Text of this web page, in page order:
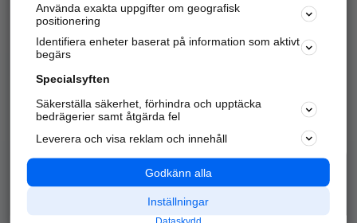
Kom igång och annonsera mot
samarbetspartners nära dig.
Alla kategorier
Populära sökningar
API & Kartor
Annonsera
Integritet
Nödnummer
Använda exakta uppgifter om geografisk
positionering
Identifiera enheter baserat på information som aktivt
begärs
Specialsyften
Säkerställa säkerhet, förhindra och upptäcka
bedrägerier samt åtgärda fel
Leverera och visa reklam och innehåll
Godkänn alla
Inställningar
Dataskydd